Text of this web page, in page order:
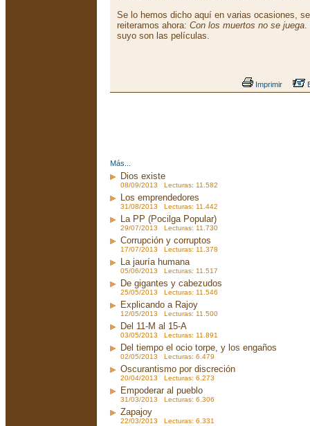
Se lo hemos dicho aquí en varias ocasiones,
reiteramos ahora: Con los muertos no se juega.
suyo son las películas.
Imprimir
Más...
Dios existe
08/09/2013 Lecturas: 11.582
Los emprendedores
31/08/2013 Lecturas: 11.442
La PP (Pocilga Popular)
29/07/2013 Lecturas: 11.730
Corrupción y corruptos
17/07/2013 Lecturas: 11.378
La jauría humana
05/06/2013 Lecturas: 11.517
De gigantes y cabezudos
25/05/2013 Lecturas: 11.546
Explicando a Rajoy
12/05/2013 Lecturas: 11.500
Del 11-M al 15-A
03/05/2013 Lecturas: 11.891
Del tiempo el ocio torpe, y los engaños
02/05/2013 Lecturas: 6.479
Oscurantismo por discreción
20/04/2013 Lecturas: 6.273
Empoderar al pueblo
31/03/2013 Lecturas: 6.306
Zapajoy
22/03/2013 Lecturas: 6.331